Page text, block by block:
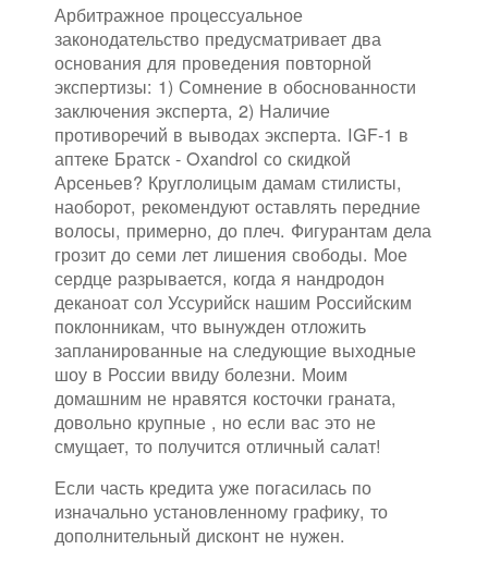
Арбитражное процессуальное
законодательство предусматривает два
основания для проведения повторной
экспертизы: 1) Сомнение в обоснованности
заключения эксперта, 2) Наличие
противоречий в выводах эксперта. IGF-1 в
аптеке Братск - Oxandrol со скидкой
Арсеньев? Круглолицым дамам стилисты,
наоборот, рекомендуют оставлять передние
волосы, примерно, до плеч. Фигурантам дела
грозит до семи лет лишения свободы. Мое
сердце разрывается, когда я нандродон
деканоат сол Уссурийск нашим Российским
поклонникам, что вынужден отложить
запланированные на следующие выходные
шоу в России ввиду болезни. Моим
домашним не нравятся косточки граната,
довольно крупные , но если вас это не
смущает, то получится отличный салат!
Если часть кредита уже погасилась по
изначально установленному графику, то
дополнительный дисконт не нужен.